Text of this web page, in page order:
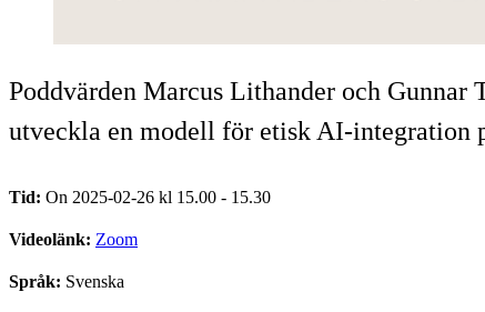
Poddvärden Marcus Lithander och
utveckla en modell för etisk AI-
Tid: On 2025-02-26 kl 15.00 - 15.30
Videolänk: Zoom
Språk: Svenska